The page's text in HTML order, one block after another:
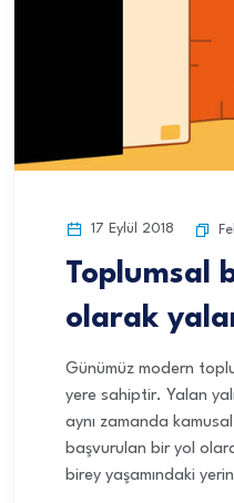
17 Eylül 2018
Toplumsal
olarak
Günümüz modern
yere sahiptir. Yalan
aynı zamanda
başvurulan bir yol
birey yaşamındaki